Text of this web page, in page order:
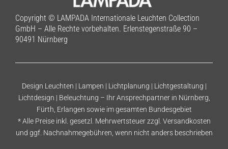
Copyright © LAMPADA Internationale Leuchten Collection
GmbH – Alle Rechte vorbehalten. Erlenstegenstraße 90 –
90491 Nürnberg
Design Leuchten | Lampen | Lichtplanung | Lichtgestaltung |
Lichtdesign | Beleuchtung – Ihr Ansprechpartner in Nürnberg,
Fürth, Erlangen sowie im gesamten Bundesgebiet
* Alle Preise inkl. gesetzl. Mehrwertsteuer zzgl. Versandkosten
und ggf. Nachnahmegebühren, wenn nicht anders beschrieben